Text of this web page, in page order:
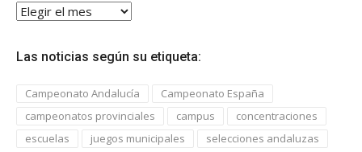
Todas
las
Las noticias según su etiqueta:
Campeonato Andalucía
Campeonato España
campeonatos provinciales
campus
concentraciones
escuelas
juegos municipales
selecciones andaluzas